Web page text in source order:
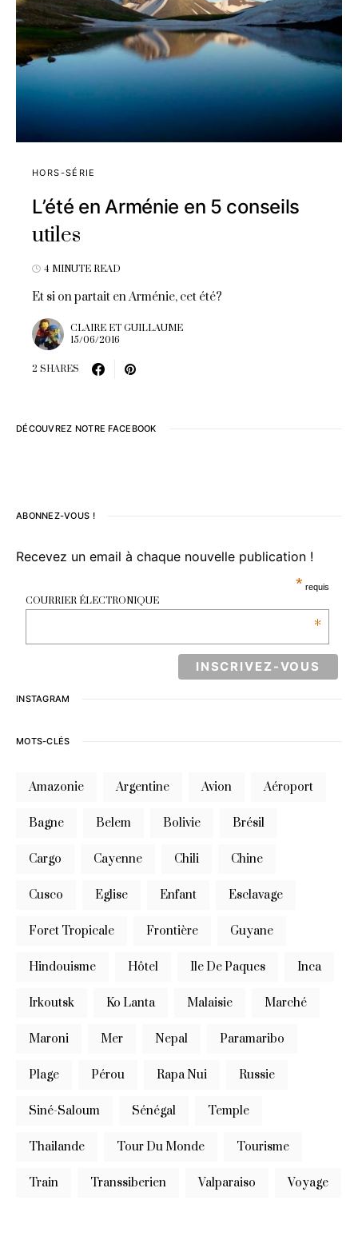
HORS-SÉRIE
L’été en Arménie en 5 conseils
utiles
4 MINUTE READ
Et si on partait en Arménie, cet été?
CLAIRE ET GUILLAUME
15/06/2016
2 SHARES
DÉCOUVREZ NOTRE FACEBOOK
ABONNEZ-VOUS !
Recevez un email à chaque nouvelle publication !
* requis
COURRIER ÉLECTRONIQUE
*
INSTAGRAM
MOTS-CLÉS
Amazonie Argentine Avion Aéroport
Bagne Belem Bolivie Brésil
Cargo Cayenne Chili Chine
Cusco Eglise Enfant Esclavage
Foret Tropicale Frontière Guyane
Hindouisme Hôtel Ile De Paques Inca
Irkoutsk Ko Lanta Malaisie Marché
Maroni Mer Nepal Paramaribo
Plage Pérou Rapa Nui Russie
Siné-Saloum Sénégal Temple
Thailande Tour Du Monde Tourisme
Train Transsiberien Valparaiso Voyage